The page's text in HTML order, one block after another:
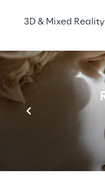
3D & Mixed Reality